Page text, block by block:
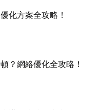
化方案全攻略！
？網絡優化全攻略！